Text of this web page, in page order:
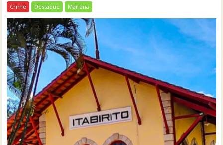
Crime Destaque Mariana